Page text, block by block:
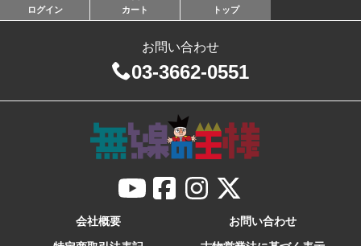
ログイン カート トップ
お問い合わせ
03-3662-0551
会社概要
お問い合わせ